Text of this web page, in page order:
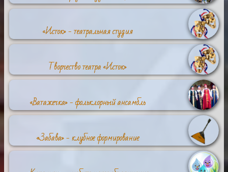
«Исток» - театральная студия
Творчество театра «Исток»
«Ватажечка» - фольклорный ансамбль
«Забава» - клубное формирование